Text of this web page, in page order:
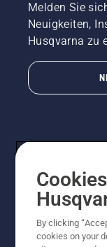
Melden Sie
Neuigkeiten,
Husqvarna zu
© Husqvarna
By clicking
cookies on your